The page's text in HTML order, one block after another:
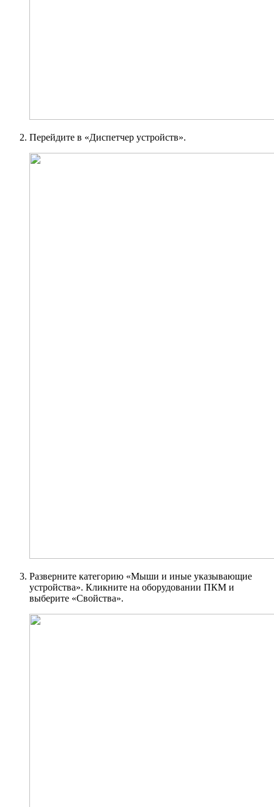
Перейдите в «Диспетчер устройств».
Разверните категорию «Мыши и иные указывающие
устройства». Кликните на оборудовании ПКМ и
выберите «Свойства».